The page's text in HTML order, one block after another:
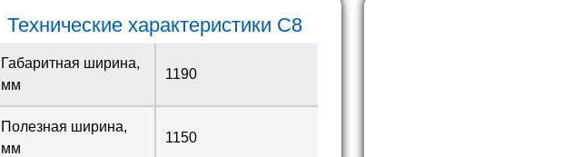
Технические характеристики С8
Габаритная ширина,
мм
1190
Полезная ширина,
мм
1150